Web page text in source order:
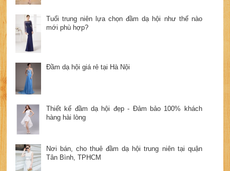
Tuổi trung niên lựa chọn đầm dạ hội như thế nào
mới phù hợp?
Đầm dạ hội giá rẻ tại Hà Nội
Thiết kế đầm dạ hội đẹp - Đảm bảo 100% khách
hàng hài lòng
Nơi bán, cho thuê đầm dạ hội trung niên tại quận
Tân Bình, TPHCM